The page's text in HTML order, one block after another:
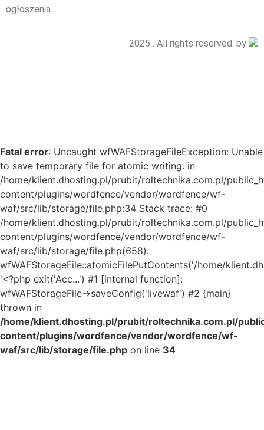
ogłoszenia.
2025 . All rights reserved. by
Fatal error: Uncaught wfWAFStorageFileException: Unable
to save temporary file for atomic writing. in
/home/klient.dhosting.pl/prubit/roltechnika.com.pl/
content/plugins/wordfence/vendor/wordfence/wf-
waf/src/lib/storage/file.php:34 Stack trace: #0
/home/klient.dhosting.pl/prubit/roltechnika.com.pl/
content/plugins/wordfence/vendor/wordfence/wf-
waf/src/lib/storage/file.php(658):
wfWAFStorageFile::atomicFilePutContents('/home/
'<?php exit('Acc...') #1 [internal function]:
wfWAFStorageFile->saveConfig('livewaf') #2 {main}
thrown in
/home/klient.dhosting.pl/prubit/roltechnika.com.pl/
content/plugins/wordfence/vendor/wordfence/wf-
waf/src/lib/storage/file.php on line 34